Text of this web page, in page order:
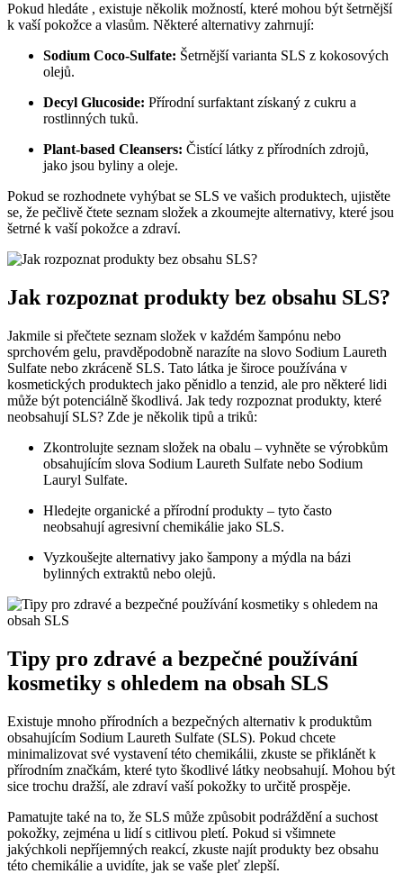
Pokud hledáte , existuje několik možností, které mohou být šetrnější
k vaší pokožce a vlasům. Některé alternativy zahrnují:
Sodium Coco-Sulfate: Šetrnější varianta SLS z kokosových
olejů.
Decyl Glucoside: Přírodní surfaktant získaný z cukru a
rostlinných tuků.
Plant-based Cleansers: Čistící látky z přírodních zdrojů,
jako jsou byliny a oleje.
Pokud se rozhodnete vyhýbat se SLS ve vašich produktech, ujistěte
se, že pečlivě čtete seznam složek a zkoumejte alternativy, které jsou
šetrné k vaší pokožce a zdraví.
Jak rozpoznat produkty bez obsahu SLS?
Jakmile si přečtete seznam složek v každém šampónu nebo
sprchovém gelu, pravděpodobně narazíte na slovo Sodium Laureth
Sulfate nebo zkráceně SLS. Tato látka je široce používána v
kosmetických produktech jako pěnidlo a tenzid, ale pro některé lidi
může být potenciálně škodlivá. Jak tedy rozpoznat produkty, které
neobsahují SLS? Zde je několik tipů a triků:
Zkontrolujte seznam složek na obalu – vyhněte se výrobkům
obsahujícím slova Sodium Laureth Sulfate nebo Sodium
Lauryl Sulfate.
Hledejte organické a přírodní produkty – tyto často
neobsahují agresivní chemikálie jako SLS.
Vyzkoušejte alternativy jako šampony a mýdla na bázi
bylinných extraktů nebo olejů.
Tipy pro zdravé a bezpečné používání
kosmetiky s ohledem na obsah SLS
Existuje mnoho přírodních a bezpečných alternativ k produktům
obsahujícím Sodium Laureth Sulfate (SLS). Pokud chcete
minimalizovat své vystavení této chemikálii, zkuste se přiklánět k
přírodním značkám, které tyto škodlivé látky neobsahují. Mohou být
sice trochu dražší, ale zdraví vaší pokožky to určitě prospěje.
Pamatujte také na to, že SLS může způsobit podráždění a suchost
pokožky, zejména u lidí s citlivou pletí. Pokud si všimnete
jakýchkoli nepříjemných reakcí, zkuste najít produkty bez obsahu
této chemikálie a uvidíte, jak se vaše pleť zlepší.